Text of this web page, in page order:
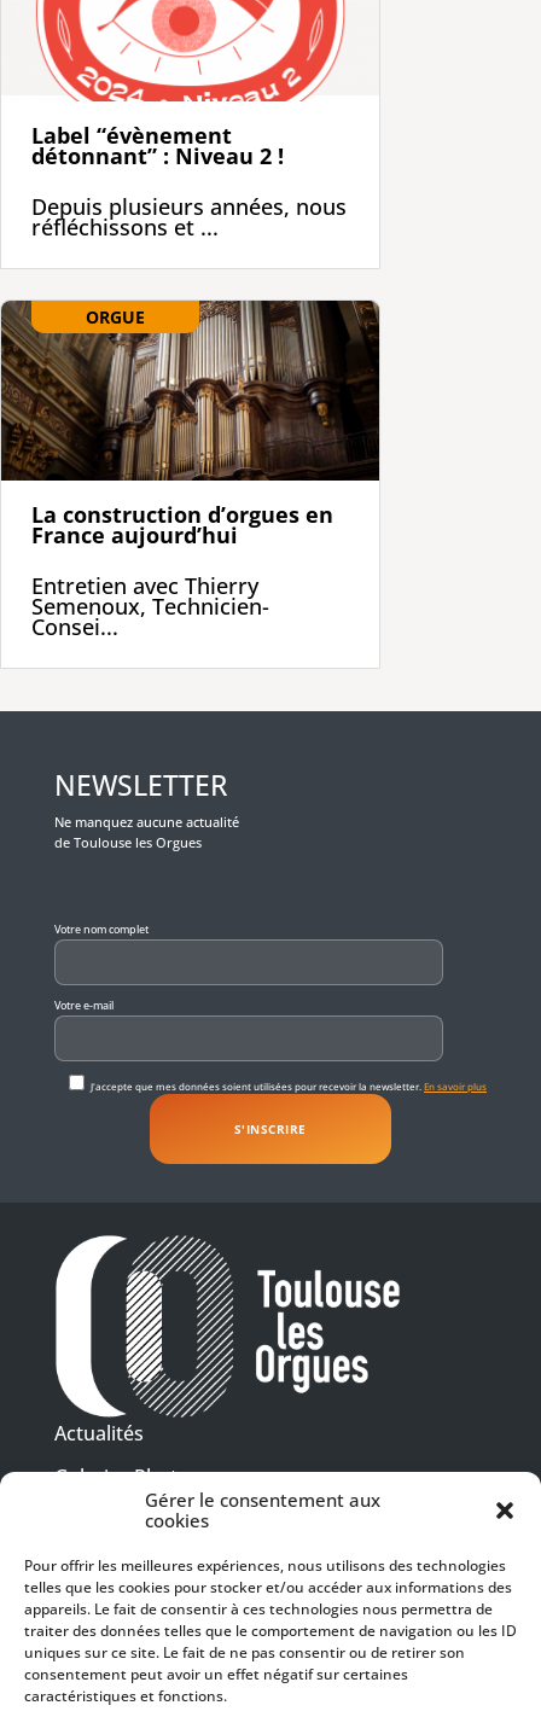
Gérer le consentement aux
cookies
Pour offrir les meilleures expériences, nous utilisons des technologies
telles que les cookies pour stocker et/ou accéder aux informations des
appareils. Le fait de consentir à ces technologies nous permettra de
traiter des données telles que le comportement de navigation ou les ID
uniques sur ce site. Le fait de ne pas consentir ou de retirer son
consentement peut avoir un effet négatif sur certaines
caractéristiques et fonctions.
Label “évènement
détonnant” : Niveau 2 !
Depuis plusieurs années, nous
réfléchissons et ...
ORGUE
La construction d’orgues en
France aujourd’hui
Entretien avec Thierry
Semenoux, Technicien-
Consei...
NEWSLETTER
Ne manquez aucune actualité
de Toulouse les Orgues
Votre nom complet
Votre e-mail
J'accepte que mes données soient utilisées pour recevoir la newsletter.En savoir plus
Actualités
Galeries Photos
Vidéothèque
Presse
Programme PDF
Billetterie
Recrutement
Mentions légales